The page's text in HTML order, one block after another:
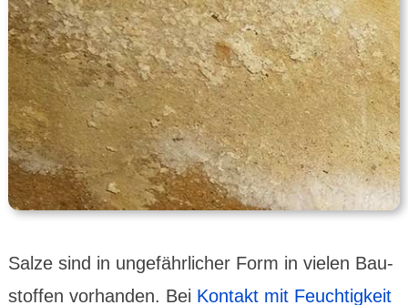
Salze sind in unge­fähr­licher Form in vielen Bau­
stof­fen vor­handen. Bei Kontakt mit Feuch­tig­keit